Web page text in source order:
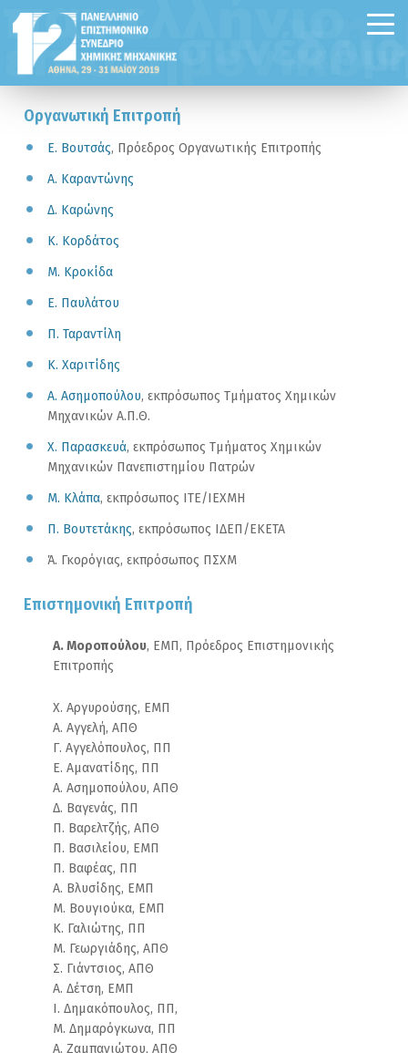
Οργανωτική Επιτροπή
Ε. Βουτσάς, Πρόεδρος Oργανωτικής Επιτροπής
Α. Καραντώνης
Δ. Καρώνης
Κ. Κορδάτος
Μ. Κροκίδα
Ε. Παυλάτου
Π. Ταραντίλη
Κ. Χαριτίδης
Α. Ασημοπούλου, εκπρόσωπος Τμήματος Χημικών
Μηχανικών Α.Π.Θ.
Χ. Παρασκευά, εκπρόσωπος Τμήματος Χημικών
Μηχανικών Πανεπιστημίου Πατρών
Μ. Κλάπα, εκπρόσωπος ΙΤΕ/ΙΕΧΜΗ
Π. Βουτετάκης, εκπρόσωπος ΙΔΕΠ/ΕΚΕΤΑ
Ά. Γκορόγιας, εκπρόσωπος ΠΣΧΜ
Επιστημονική Επιτροπή
Α. Μοροπούλου, ΕΜΠ, Πρόεδρος Επιστημονικής
Επιτροπής
Χ. Aργυρούσης, ΕΜΠ
Α. Αγγελή, ΑΠΘ
Γ. Αγγελόπουλος, ΠΠ
Ε. Αμανατίδης, ΠΠ
Α. Ασημοπούλου, ΑΠΘ
Δ. Βαγενάς, ΠΠ
Π. Βαρελτζής, ΑΠΘ
Π. Βασιλείου, ΕΜΠ
Π. Βαφέας, ΠΠ
Α. Βλυσίδης, ΕΜΠ
Μ. Βουγιούκα, ΕΜΠ
Κ. Γαλιώτης, ΠΠ
Μ. Γεωργιάδης, ΑΠΘ
Σ. Γιάντσιος, ΑΠΘ
Α. Δέτση, ΕΜΠ
Ι. Δημακόπουλος, ΠΠ,
Μ. Δημαρόγκωνα, ΠΠ
Α. Ζαμπανιώτου, ΑΠΘ